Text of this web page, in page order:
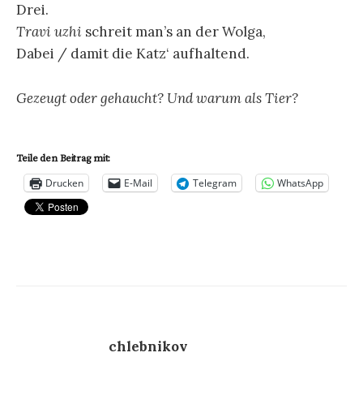
Drei.
Travi uzhi schreit man’s an der Wolga,
Dabei / damit die Katz‘ aufhaltend.
Gezeugt oder gehaucht? Und warum als Tier?
Teile den Beitrag mit:
Drucken E-Mail Telegram WhatsApp
chlebnikov